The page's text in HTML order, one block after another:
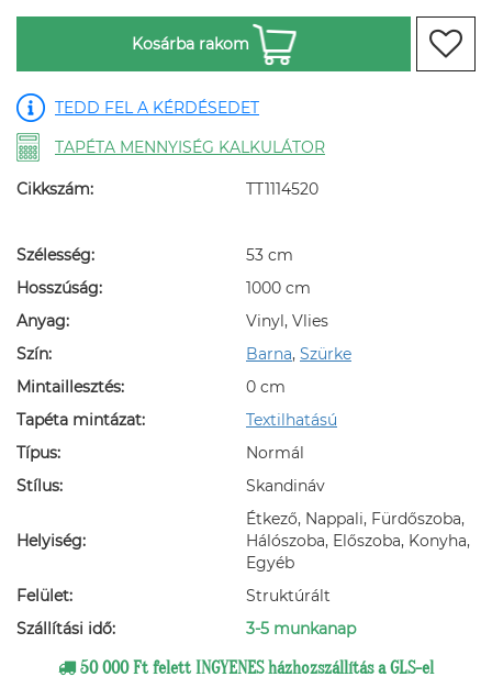
Kosárba rakom
TEDD FEL A KÉRDÉSEDET
TAPÉTA MENNYISÉG KALKULÁTOR
Cikkszám: TT1114520
Szélesség:
53 cm
Hosszúság:
1000 cm
Anyag:
Vinyl, Vlies
Szín:
Barna, Szürke
Mintaillesztés:
0 cm
Tapéta mintázat:
Textilhatású
Típus:
Normál
Stílus:
Skandináv
Helyiség:
Étkező, Nappali, Fürdőszoba,
Hálószoba, Előszoba, Konyha,
Egyéb
Felület:
Struktúrált
Szállítási idő:
3-5 munkanap
50 000 Ft felett INGYENES házhozszállítás a GLS-el